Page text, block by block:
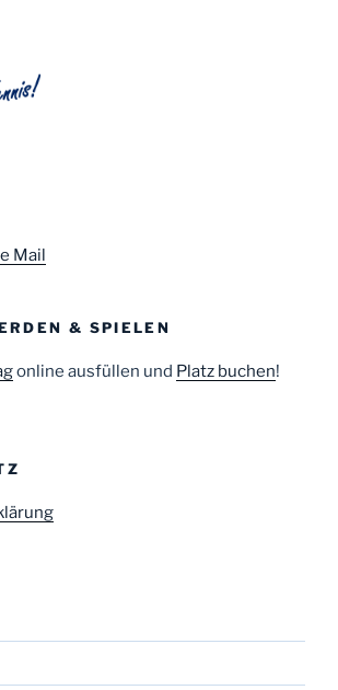
Mail
& SPIELEN
online ausfüllen und Platz buchen!